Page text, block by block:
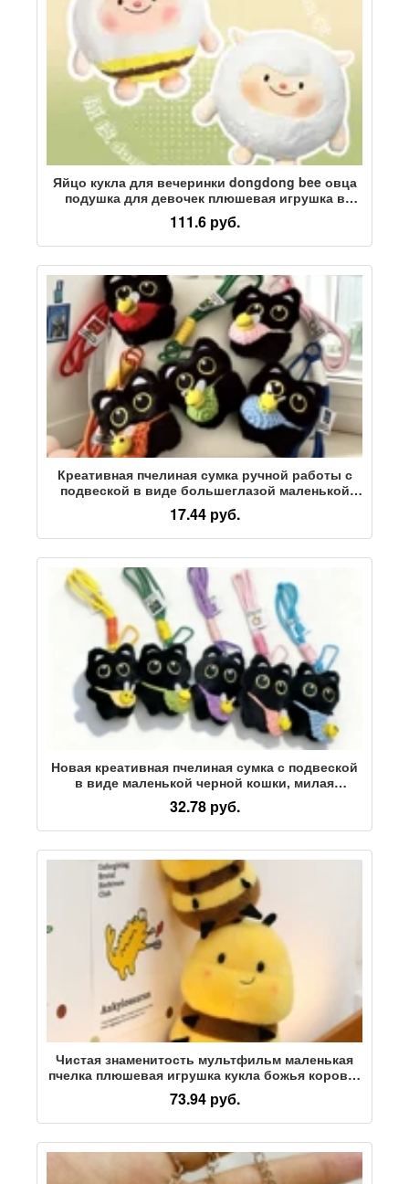
Яйцо кукла для вечеринки dongdong bee овца
подушка для девочек плюшевая игрушка в
подарок кукла оптом
111.6 руб.
Креативная пчелиная сумка ручной работы с
подвеской в виде большеглазой маленькой
черной кошки, милая индивидуальность,
пищащая плюшевая кукла, подвеска-сумка
17.44 руб.
Новая креативная пчелиная сумка с подвеской
в виде маленькой черной кошки, милая
плюшевая кукла, шнурок ручной работы,
маленькая подвеска
32.78 руб.
Чистая знаменитость мультфильм маленькая
пчелка плюшевая игрушка кукла божья коровка
кукла милая тряпичная кукла подарок для
девочек через границу
73.94 руб.